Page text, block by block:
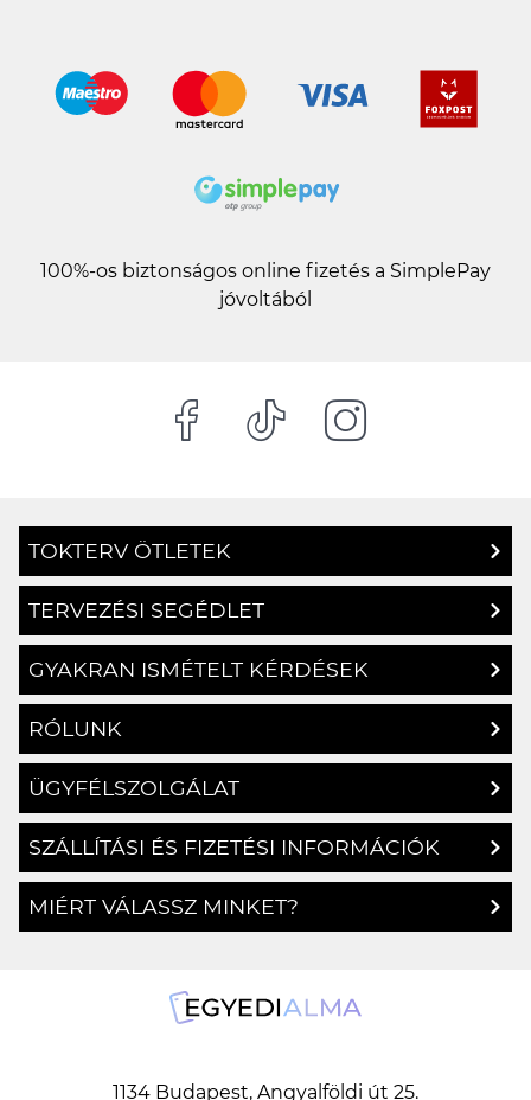
100%-os biztonságos online fizetés a SimplePay
jóvoltából
TOKTERV ÖTLETEK
TERVEZÉSI SEGÉDLET
GYAKRAN ISMÉTELT KÉRDÉSEK
RÓLUNK
ÜGYFÉLSZOLGÁLAT
SZÁLLÍTÁSI ÉS FIZETÉSI INFORMÁCIÓK
MIÉRT VÁLASSZ MINKET?
1134 Budapest, Angyalföldi út 25.